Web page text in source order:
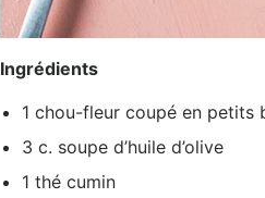
Ingrédients
1 chou-fleur coupé en petits
3 c. soupe d’huile d’olive
1 thé cumin